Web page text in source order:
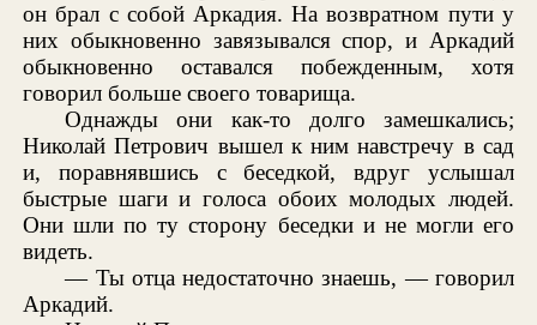
он брал с собой Аркадия. На возвратном пути у
них обыкновенно завязывался спор, и Аркадий
обыкновенно оставался побежденным, хотя
говорил больше своего товарища.
Однажды они как-то долго замешкались;
Николай Петрович вышел к ним навстречу в сад
и, поравнявшись с беседкой, вдруг услышал
быстрые шаги и голоса обоих молодых людей.
Они шли по ту сторону беседки и не могли его
видеть.
— Ты отца недостаточно знаешь, — говорил
Аркадий.